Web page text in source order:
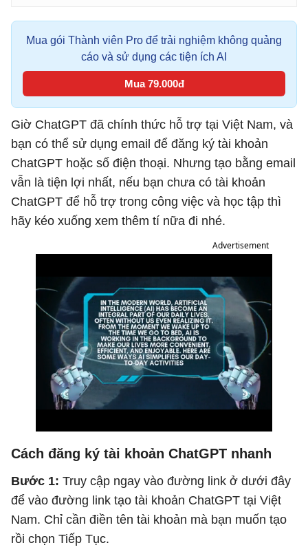
Mua gói Thành viên Pro để trải nghiệm không quảng
cáo và sử dụng các tiện ích AI
Mua 79.000đ
Giờ ChatGPT đã chính thức hỗ trợ tại Việt Nam, và
bạn có thể sử dụng email để đăng ký tài khoản
ChatGPT hoặc số điện thoại. Nhưng tạo bằng email
vẫn là tiện lợi nhất, nếu bạn chưa có tài khoản
ChatGPT để hỗ trợ trong công việc và học tập thì
hãy kéo xuống xem thêm tí nữa đi nhé.
Advertisement
Cách đăng ký tài khoản ChatGPT nhanh
Bước 1: Truy cập ngay vào đường link ở dưới đây
để vào đường link tạo tài khoản ChatGPT tại Việt
Nam. Chỉ cần điền tên tài khoản mà bạn muốn tạo
rồi chọn Tiếp Tục.